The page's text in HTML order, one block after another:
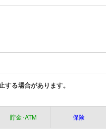
る場合があります。
貯金･ATM 保険